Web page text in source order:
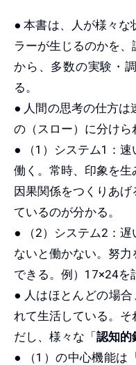
● 本書は、人が様々な
ラーが生じるのかを
から、多数の実験・
る。
● 人間の思考の仕方は
の（スロー）に分けら
● （1）システム1：
働く。常時、印象を生
因果関係をつくりあ
ているのが分かる。
● （2）システム2：
ないと働かない。努
できる。例）17×24を
● 人はほとんどの場
れて生活している。
だし、様々な「認知的
● （1）の中心機能は